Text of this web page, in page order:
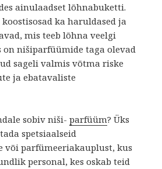
ainulaadset lõhnabuketti.
ka haruldased ja
mis teeb lõhna veelgi
on nišiparfüümide taga olevad
sageli valmis võtma riske
ja ebatavaliste
sobiv niši-parfüüm? Üks
spetsiaalseid
või parfümeeriakauplust, kus
personal, kes oskab teid